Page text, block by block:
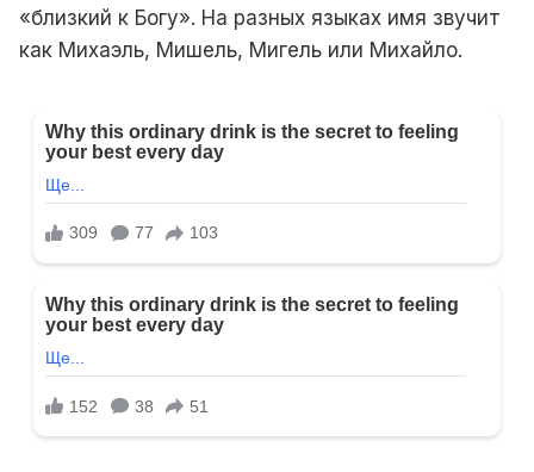
«близкий к Богу». На разных языках имя звучит
как Михаэль, Мишель, Мигель или Михайло.